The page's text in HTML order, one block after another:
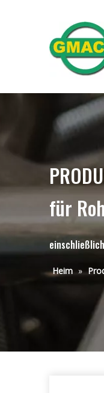
für
Heim »